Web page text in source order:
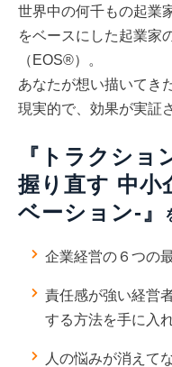
世界中の何千もの起業
をベースにした起業家
（EOS®）。
あなたが想い描いてき
現実的で、効果が実証
『トラクショ
握り直す 中小
ベーション-』
企業経営の６つの
責任感が強い経営
する方法を手に入
人の悩みが消えて